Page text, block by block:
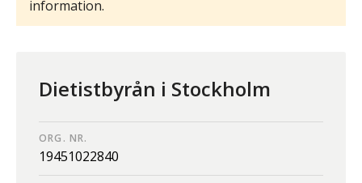
information.
Dietistbyrån i Stockholm
ORG. NR.
19451022840